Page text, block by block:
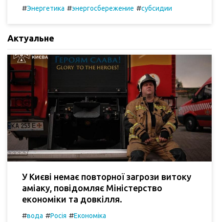
#Энергетика #энергосбережение #субсидии
Актуальне
У Києві немає повторної загрози витоку
аміаку, повідомляє Міністерство
економіки та довкілля.
#вода #Росія #Економіка